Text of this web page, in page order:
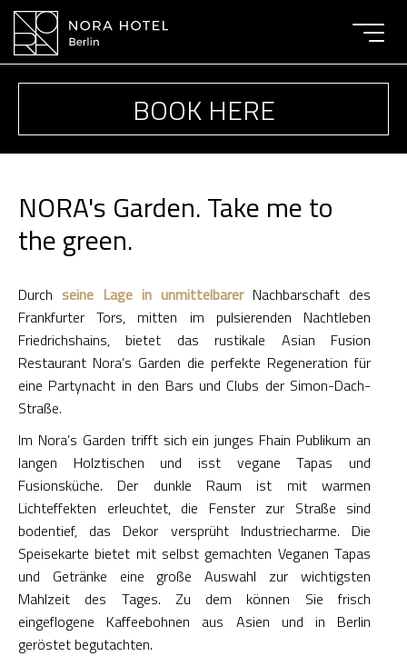
Toggle
BOOK HERE
NORA's Garden. Take me to
the green.
Durch seine Lage in unmittelbarerNachbarschaft des
Frankfurter Tors, mitten im pulsierenden Nachtleben
Friedrichshains, bietet das rustikale Asian Fusion
Restaurant Nora’s Garden die perfekte Regeneration für
eine Partynacht in den Bars und Clubs der Simon-Dach-
Straße.
Im Nora’s Garden trifft sich ein junges Fhain Publikum an
langen Holztischen und isst vegane Tapas und
Fusionsküche. Der dunkle Raum ist mit warmen
Lichteffekten erleuchtet, die Fenster zur Straße sind
bodentief, das Dekor versprüht Industriecharme. Die
Speisekarte bietet mit selbst gemachten Veganen Tapas
und Getränke eine große Auswahl zur wichtigsten
Mahlzeit des Tages. Zu dem können Sie frisch
eingeflogene Kaffeebohnen aus Asien und in Berlin
geröstet begutachten.